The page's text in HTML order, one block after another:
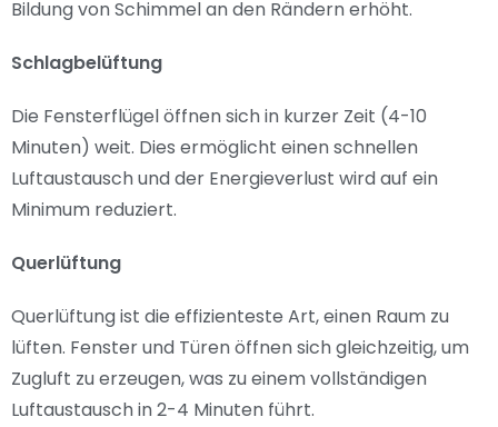
Bildung von Schimmel an den Rändern erhöht.
Schlagbelüftung
Die Fensterflügel öffnen sich in kurzer Zeit (4-10
Minuten) weit. Dies ermöglicht einen schnellen
Luftaustausch und der Energieverlust wird auf ein
Minimum reduziert.
Querlüftung
Querlüftung ist die effizienteste Art, einen Raum zu
lüften. Fenster und Türen öffnen sich gleichzeitig, um
Zugluft zu erzeugen, was zu einem vollständigen
Luftaustausch in 2-4 Minuten führt.